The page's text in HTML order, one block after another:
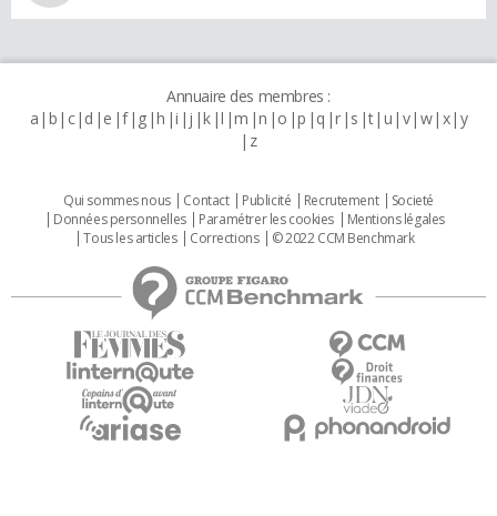
Annuaire des membres :
a b c d e f g h i j k l m n o p q r s t u v w x y
z
Qui sommes nous Contact Publicité Recrutement
Societé
Données personnelles
Paramétrer les cookies
Mentions légales
Tous les articles
Corrections © 2022 CCM Benchmark